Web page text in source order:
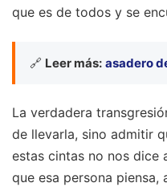
que es de todos y se
🔗 Leer más: asadero
La verdadera
de llevarla, sino admitir
estas cintas no nos dice
que esa persona